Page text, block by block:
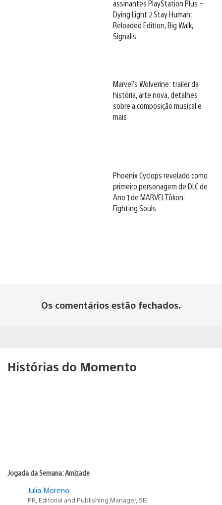
assinantes PlayStation Plus –
Dying Light 2 Stay Human:
Reloaded Edition, Big Walk,
Signalis
Marvel’s Wolverine: trailer da
história, arte nova, detalhes
sobre a composição musical e
mais
Phoenix Cyclops revelado como
primeiro personagem de DLC de
Ano 1 de MARVEL Tōkon:
Fighting Souls
Os comentários estão fechados.
Histórias do Momento
Jogada da Semana: Amizade
Julia Moreno
PR, Editorial and Publishing Manager, SIE